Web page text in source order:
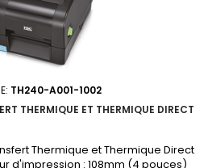
TH240-A001-1002
THERMIQUE ET THERMIQUE DIRECT
Thermique et Thermique Direct
d'impression : 108mm (4 pouces)